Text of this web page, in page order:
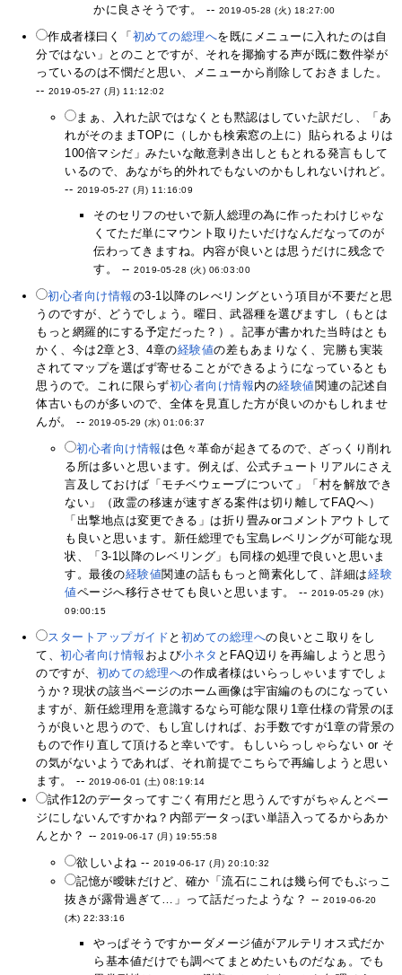
かに良さそうです。 -- 2019-05-28 (火) 18:27:00
作成者様曰く「初めての総理へを既にメニューに入れたのは自
分ではない」とのことですが、それを揶揄する声が既に数件挙が
っているのは不憫だと思い、メニューから削除しておきました。
-- 2019-05-27 (月) 11:12:02
まぁ、入れた訳ではなくとも黙認はしていた訳だし、「あ
れがそのままTOPに（しかも検索窓の上に）貼られるよりは
100倍マシだ」みたいな敵意剥き出しともとれる発言もして
いるので、あながち的外れでもないのかもしれないけれど。
-- 2019-05-27 (月) 11:16:09
そのセリフのせいで新人総理の為に作ったわけじゃな
くてただ単にマウント取りたいだけなんだなってのが
伝わってきますね。内容が良いとは思うだけに残念で
す。 --2019-05-28 (火) 06:03:00
初心者向け情報の3-1以降のレべリングという項目が不要だと思
うのですが、どうでしょう。曜日、武器種を選びますし（もとは
もっと網羅的にする予定だった？）。記事が書かれた当時はとも
かく、今は2章と3、4章の経験値の差もあまりなく、完勝も実装
されてマップを選ばず寄せることができるようになっているとも
思うので。これに限らず初心者向け情報内の経験値関連の記述自
体古いものが多いので、全体を見直した方が良いのかもしれませ
んが。 -- 2019-05-29 (水) 01:06:37
初心者向け情報 は色々革命が起きてるので、ざっくり削れ
る所は多いと思います。例えば、公式チュートリアルにさえ
言及しておけば「モチベウェーブについて」「村を解放でき
ない」（政霊の移速が速すぎる案件は切り離してFAQへ）
「出撃地点は変更できる」は折り畳みorコメントアウトして
も良いと思います。新任総理でも宝島レベリングが可能な現
状、「3-1以降のレベリング」も同様の処理で良いと思いま
す。最後の経験値関連の話ももっと簡素化して、詳細は経験
値ページへ移行させても良いと思います。 -- 2019-05-29 (水)
09:00:15
スタートアップガイド と 初めての総理への良いとこ取りをし
て、初心者向け情報 および小ネタ とFAQ辺りを再編しようと思う
のですが、 初めての総理への作成者様はいらっしゃいますでしょ
うか？現状の該当ページのホーム画像は宇宙編のものになってい
ますが、新任総理用を意識するなら可能な限り1章仕様の背景のほ
うが良いと思うので、もし宜しければ、お手数ですが1章の背景の
もので作り直して頂けると幸いです。もしいらっしゃらない or そ
の気がないようであれば、それ前提でこちらで再編しようと思い
ます。 -- 2019-06-01 (土) 08:19:14
試作12のデータってすごく有用だと思うんですがちゃんとペー
ジにしないんですかね？内部データっぽい単語入ってるからあか
んとか？ --2019-06-17 (月) 19:55:58
欲しいよね -- 2019-06-17 (月) 20:10:32
記憶が曖昧だけど、確か「流石にこれは幾ら何でもぶっこ
抜きが露骨過ぎて…」って話だったような？ --2019-06-20
(木) 22:33:16
やっぱそうですかーダメージ値がアルテリオス式だか
ら基本値だけでも調べてまとめたいものだなぁ。でも